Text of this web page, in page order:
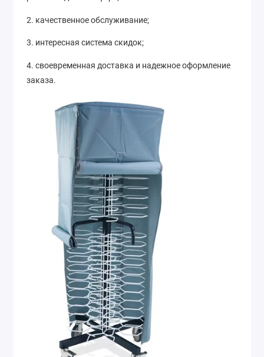
2. качественное обслуживание;
3. интересная система скидок;
4. своевременная доставка и надежное оформление
заказа.